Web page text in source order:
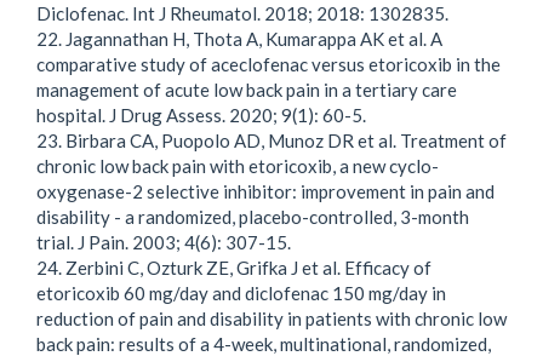
Diclofenac. Int J Rheumatol. 2018; 2018: 1302835.
22. Jagannathan H, Thota A, Kumarappa AK et al. A
comparative study of aceclofenac versus etoricoxib in the
management of acute low back pain in a tertiary care
hospital. J Drug Assess. 2020; 9(1): 60-5.
23. Birbara CA, Puopolo AD, Munoz DR et al. Treatment of
chronic low back pain with etoricoxib, a new cyclo-
oxygenase-2 selective inhibitor: improvement in pain and
disability - a randomized, placebo-controlled, 3-month
trial. J Pain. 2003; 4(6): 307-15.
24. Zerbini C, Ozturk ZE, Grifka J et al. Efficacy of
etoricoxib 60 mg/day and diclofenac 150 mg/day in
reduction of pain and disability in patients with chronic low
back pain: results of a 4-week, multinational, randomized,